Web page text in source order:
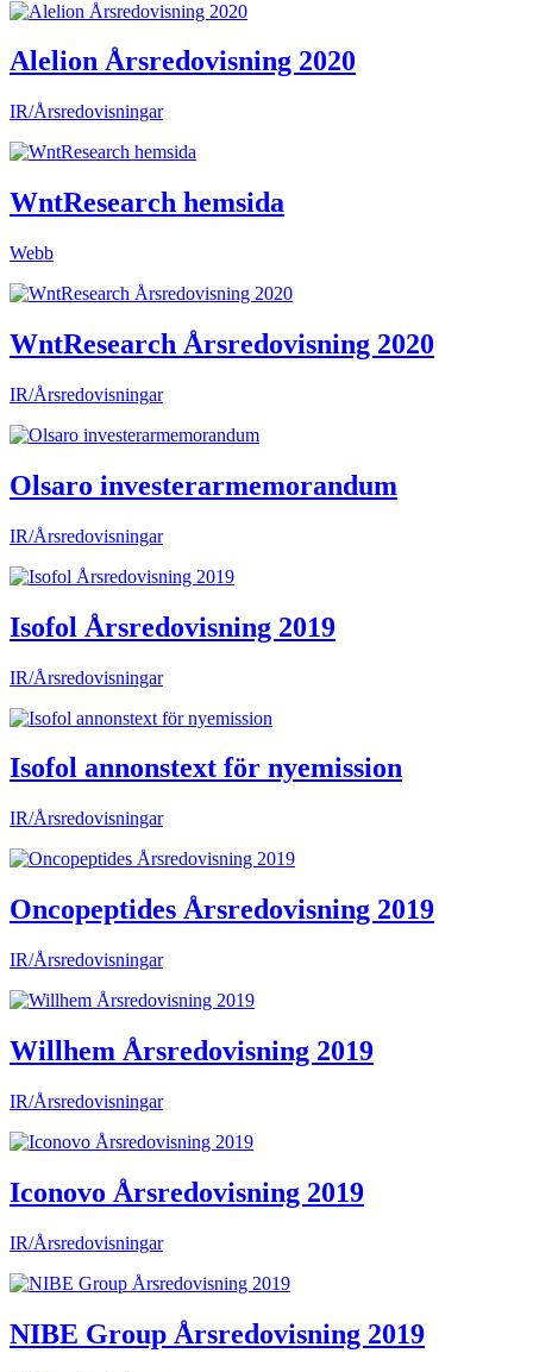
Alelion Årsredovisning 2020
IR/Årsredovisningar
WntResearch hemsida
Webb
WntResearch Årsredovisning 2020
IR/Årsredovisningar
Olsaro investerarmemorandum
IR/Årsredovisningar
Isofol Årsredovisning 2019
IR/Årsredovisningar
Isofol annonstext för nyemission
IR/Årsredovisningar
Oncopeptides Årsredovisning 2019
IR/Årsredovisningar
Willhem Årsredovisning 2019
IR/Årsredovisningar
Iconovo Årsredovisning 2019
IR/Årsredovisningar
NIBE Group Årsredovisning 2019